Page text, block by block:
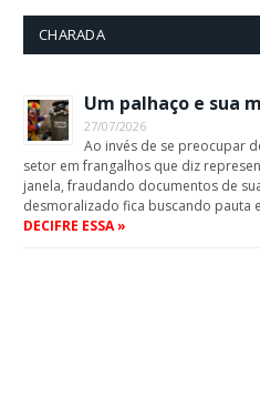
CHARADA
Um palhaço e sua
27/07/2026
Ao invés de se preocupar
setor em frangalhos que diz
janela, fraudando documentos de
desmoralizado fica buscando pauta
DECIFRE ESSA »